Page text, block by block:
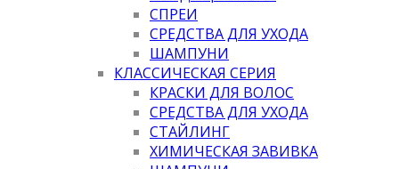
СПРЕИ
СРЕДСТВА ДЛЯ УХОДА
ШАМПУНИ
КЛАССИЧЕСКАЯ СЕРИЯ
КРАСКИ ДЛЯ ВОЛОС
СРЕДСТВА ДЛЯ УХОДА
СТАЙЛИНГ
ХИМИЧЕСКАЯ ЗАВИВКА